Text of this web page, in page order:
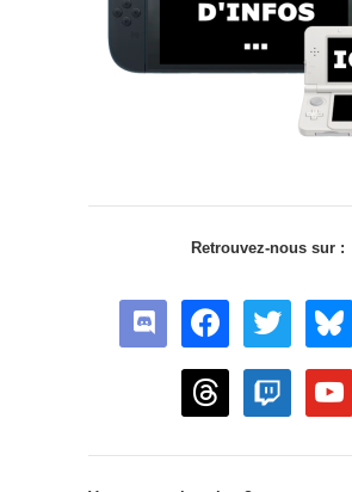
Retrouvez-nous sur :
discord facebook twitter bluesky
threads twitch youtube